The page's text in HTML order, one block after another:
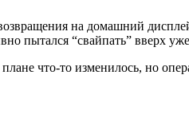
на домашний
пытался “свайпать” вверх
что-то изменилось, но